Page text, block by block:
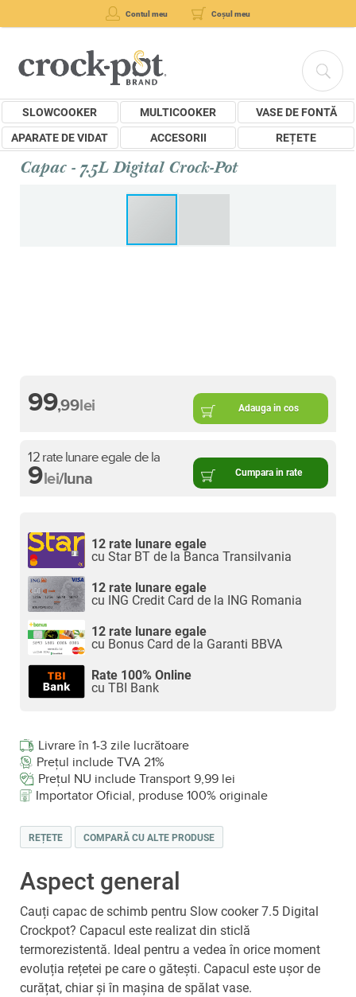
Contul meu Coșul meu
SLOWCOOKER MULTICOOKER
VASE DE FONTĂ
APARATE DE VIDAT
ACCESORII REȚETE
Capac - 7.5L Digital Crock-Pot
99,99lei Adauga in cos
12 rate lunare egale de la
9lei/luna Cumpara in rate
12 rate lunare egale
cu Star BT de la Banca Transilvania
12 rate lunare egale
cu ING Credit Card de la ING Romania
12 rate lunare egale
cu Bonus Card de la Garanti BBVA
Rate 100% Online
cu TBI Bank
Livrare în 1-3 zile lucrătoare
Prețul include TVA 21%
Prețul NU include Transport 9,99 lei
Importator Oficial, produse 100% originale
REȚETE COMPARĂ CU ALTE PRODUSE
Aspect general
Cauți capac de schimb pentru Slow cooker 7.5 Digital
Crockpot? Capacul este realizat din sticlă
termorezistentă. Ideal pentru a vedea în orice moment
evoluția rețetei pe care o gătești. Capacul este ușor de
curățat, chiar și în mașina de spălat vase.